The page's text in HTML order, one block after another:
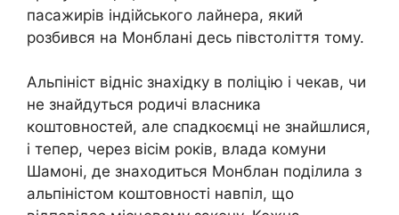
пасажирів індійського лайнера, який
розбився на Монблані десь півстоліття тому.
Альпініст відніс знахідку в поліцію і чекав, чи
не знайдуться родичі власника
коштовностей, але спадкоємці не знайшлися,
і тепер, через вісім років, влада комуни
Шамоні, де знаходиться Монблан поділила з
альпіністом коштовності навпіл, що